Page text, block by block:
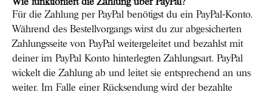
Wie funktioniert die Zahlung über PayPal?
Für die Zahlung per PayPal benötigst du ein PayPal-Konto.
Während des Bestellvorgangs wirst du zur abgesicherten
Zahlungsseite von PayPal weitergeleitet und bezahlst mit
deiner im PayPal Konto hinterlegten Zahlungsart. PayPal
wickelt die Zahlung ab und leitet sie entsprechend an uns
weiter. Im Falle einer Rücksendung wird der bezahlte